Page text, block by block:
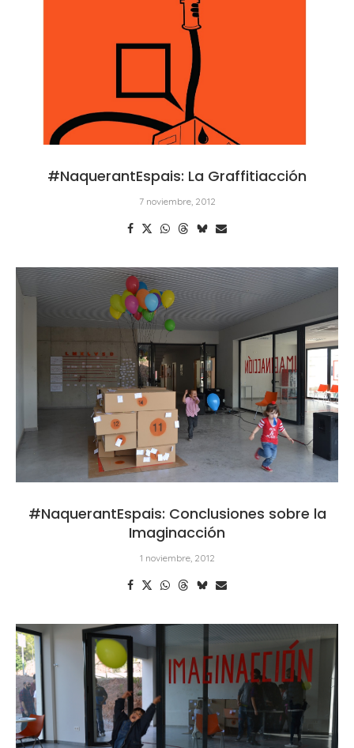
#NaquerantEspais: La Graffitiacción
7 noviembre, 2012
#NaquerantEspais: Conclusiones sobre la
Imaginacción
1 noviembre, 2012